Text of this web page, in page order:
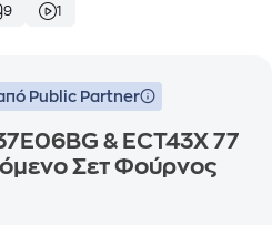
9 1
Public Partner
& ECT43X 77
Σετ Φούρνος